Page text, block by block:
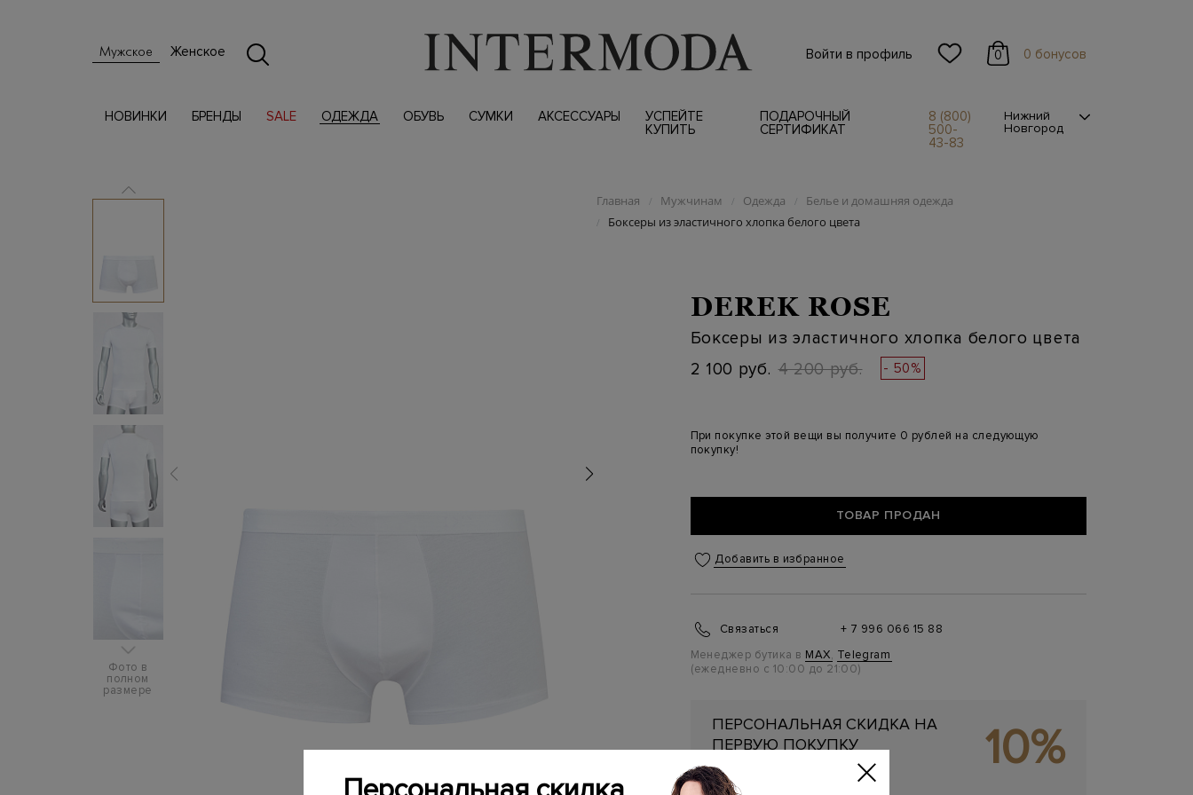
Мужское Женское Войти в профиль 0 0 бонусов
НОВИНКИ БРЕНДЫ SALE ОДЕЖДА ОБУВЬ СУМКИ АКСЕССУАРЫ
УСПЕЙТЕ
КУПИТЬ
ПОДАРОЧНЫЙ
СЕРТИФИКАТ
8 (800)
500-
43-83
Нижний
Новгород
Фото в
полном
размере
Главная / Мужчинам / Одежда / Белье и домашняя одежда
/ Боксеры из эластичного хлопка белого цвета
DEREK ROSE
Боксеры из эластичного хлопка белого цвета
2 100 руб. 4 200 руб. - 50%
При покупке этой вещи вы получите 0 рублей на следующую
покупку!
ТОВАР ПРОДАН
Добавить в избранное
Связаться
+ 7 996 066 15 88
Менеджер бутика в MAX, Telegram
(ежедневно с 10:00 до 21:00)
ПЕРСОНАЛЬНАЯ СКИДКА НА
ПЕРВУЮ ПОКУПКУ
Подробнее 10%